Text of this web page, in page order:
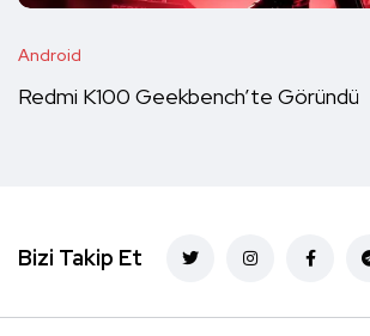
Android
Redmi K100 Geekbench’te Göründü
Bizi Takip Et